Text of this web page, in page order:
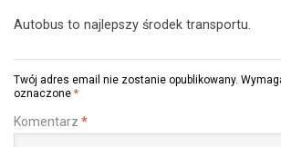
Autobus to najlepszy środek transportu.
Twój adres email nie zostanie opublikowany.
oznaczone *
Komentarz *